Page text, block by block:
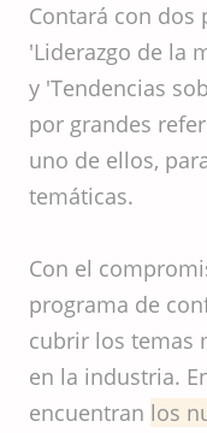
Contará con dos
'Liderazgo de la
y 'Tendencias
por grandes
uno de ellos,
temáticas.
Con el
programa de
cubrir los temas
en la industria.
encuentran los